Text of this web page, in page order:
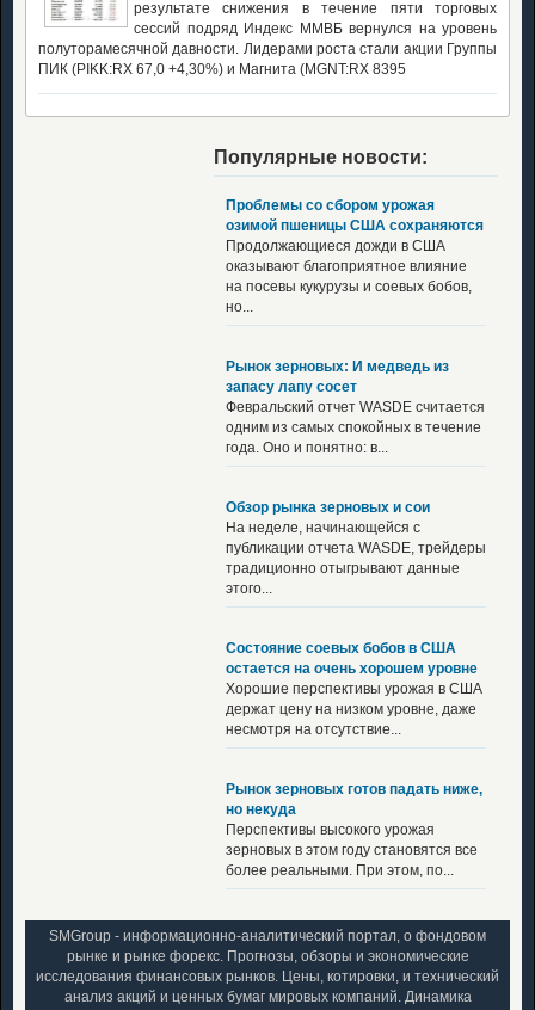
результате снижения в течение пяти торговых
сессий подряд Индекс ММВБ вернулся на уровень
полуторамесячной давности. Лидерами роста стали акции Группы
ПИК (PIKK:RX 67,0 +4,30%) и Магнита (MGNT:RX 8395
Популярные новости:
Проблемы со сбором урожая
озимой пшеницы США сохраняются
Продолжающиеся дожди в США
оказывают благоприятное влияние
на посевы кукурузы и соевых бобов,
но...
Рынок зерновых: И медведь из
запасу лапу сосет
Февральский отчет WASDE считается
одним из самых спокойных в течение
года. Оно и понятно: в...
Обзор рынка зерновых и сои
На неделе, начинающейся с
публикации отчета WASDE, трейдеры
традиционно отыгрывают данные
этого...
Состояние соевых бобов в США
остается на очень хорошем уровне
Хорошие перспективы урожая в США
держат цену на низком уровне, даже
несмотря на отсутствие...
Рынок зерновых готов падать ниже,
но некуда
Перспективы высокого урожая
зерновых в этом году становятся все
более реальными. При этом, по...
SMGroup - информационно-аналитический портал, о фондовом
рынке и рынке форекс. Прогнозы, обзоры и экономические
исследования финансовых рынков. Цены, котировки, и технический
анализ акций и ценных бумаг мировых компаний. Динамика